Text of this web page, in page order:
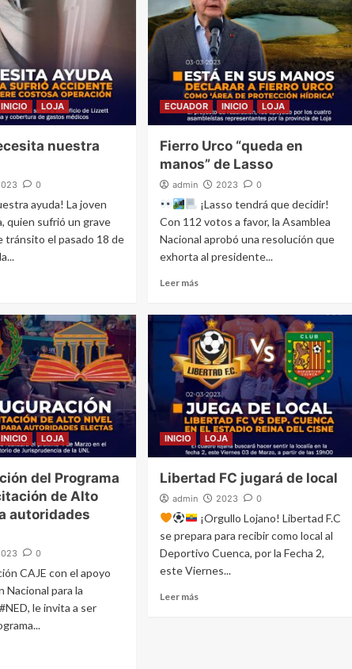
INICIO LOJA
nuestra
0
ayuda! La joven
quien sufrió un grave
tránsito el pasado 18 de
ECUADOR INICIO LOJA
Fierro Urco “queda en
manos” de Lasso
admin 2023 0
¡Lasso tendrá que decidir!
Con 112 votos a favor, la Asamblea
Nacional aprobó una resolución que
exhorta al presidente...
Leer más
INICIO LOJA
del Programa
de Alto
autoridades
0
CAJE con el apoyo
Nacional para la
le invita a ser
INICIO LOJA
Libertad FC jugará de local
admin 2023 0
¡Orgullo Lojano! Libertad F.C
se prepara para recibir como local al
Deportivo Cuenca, por la Fecha 2,
este Viernes...
Leer más